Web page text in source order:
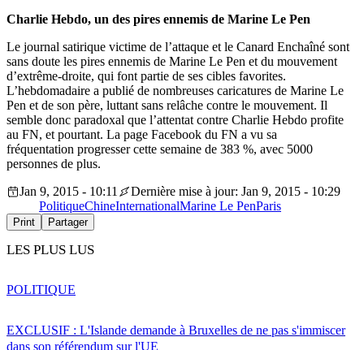
Charlie Hebdo, un des pires ennemis de Marine Le Pen
Le journal satirique victime de l’attaque et le Canard Enchaîné sont
sans doute les pires ennemis de Marine Le Pen et du mouvement
d’extrême-droite, qui font partie de ses cibles favorites.
L’hebdomadaire a publié de nombreuses caricatures de Marine Le
Pen et de son père, luttant sans relâche contre le mouvement. Il
semble donc paradoxal que l’attentat contre Charlie Hebdo profite
au FN, et pourtant. La page Facebook du FN a vu sa
fréquentation progresser cette semaine de 383 %, avec 5000
personnes de plus.
Jan 9, 2015 - 10:11
Dernière mise à jour: Jan 9, 2015 - 10:29
PolitiqueChineInternationalMarine Le PenParis
Print Partager
LES PLUS LUS
EXCLUSIF : L'Islande demande à Bruxelles de ne pas s'immiscer
dans son référendum sur l'UE
POLITIQUE